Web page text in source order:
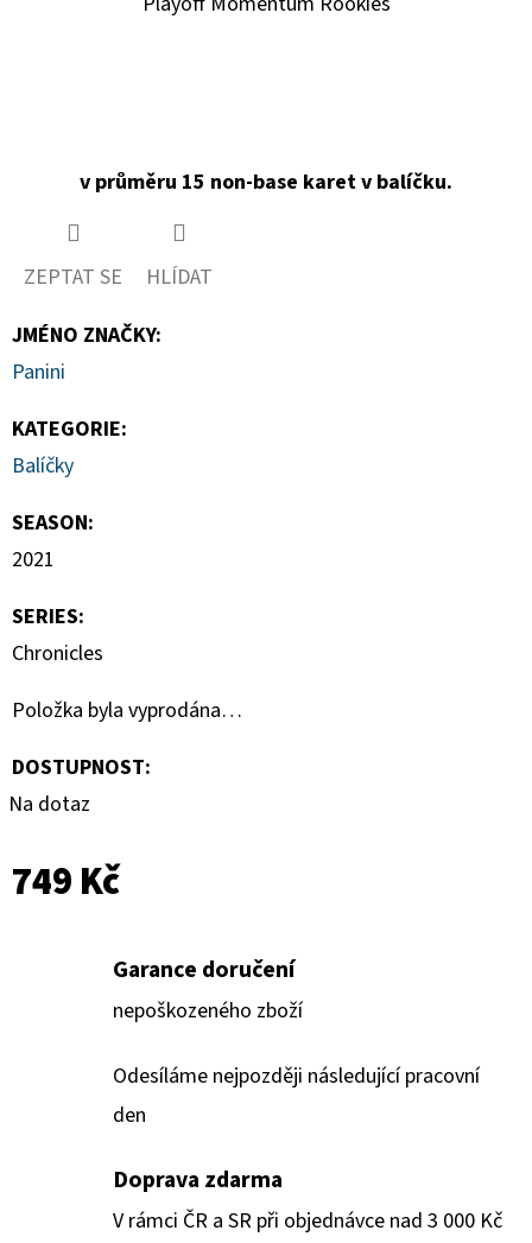
v průměru 15 non-base karet v balíčku.
ZEPTAT SE
HLÍDAT
JMÉNO ZNAČKY:
Panini
KATEGORIE:
Balíčky
SEASON:
2021
SERIES:
Chronicles
Položka byla vyprodána…
DOSTUPNOST:
Na dotaz
749 Kč
Garance doručení
nepoškozeného zboží
Odesíláme nejpozději následující pracovní
den
Doprava zdarma
V rámci ČR a SR při objednávce nad 3 000 Kč